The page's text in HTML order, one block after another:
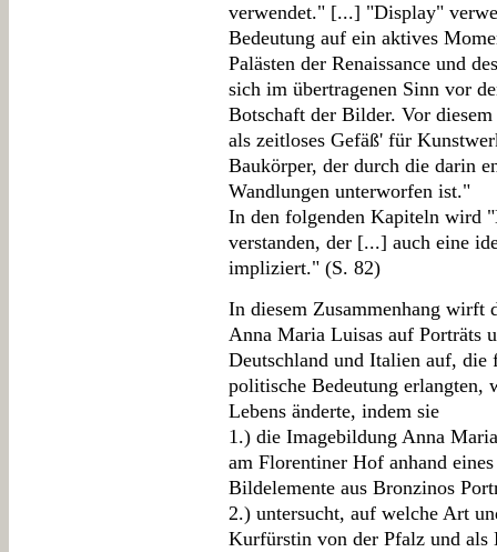
verwendet." [...] "Display"
Bedeutung auf ein aktives
Palästen der Renaissance und
sich im übertragenen Sinn vor
Botschaft der Bilder. Vor
als zeitloses Gefäß' für
Baukörper, der durch die darin
Wandlungen unterworfen ist."
In den folgenden Kapiteln wird
verstanden, der [...] auch eine
impliziert." (S. 82)
In diesem Zusammenhang wirft
Anna Maria Luisas auf Porträts
Deutschland und Italien auf,
politische Bedeutung erlangten,
Lebens änderte, indem sie
1.) die Imagebildung Anna
am Florentiner Hof anhand
Bildelemente aus Bronzinos
2.) untersucht, auf welche Art
Kurfürstin von der Pfalz und als